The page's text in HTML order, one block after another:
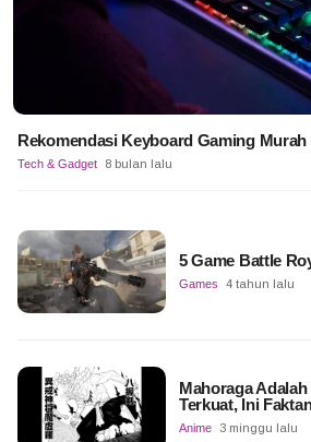
Rekomendasi Keyboard Gaming Murah
Tech & Gadget 8 bulan lalu
5 Game Battle
Games 4 tahun lalu
Mahoraga
Terkuat, Ini
Anime 3 minggu lalu